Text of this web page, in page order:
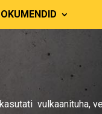
vulkaanituha,